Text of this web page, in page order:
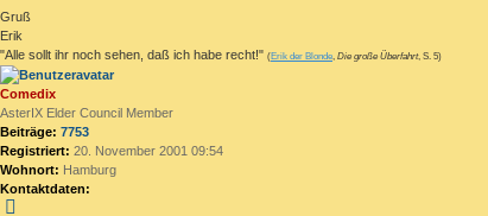
Gruß
Erik
"Alle sollt ihr noch sehen, daß ich habe recht!" (Erik der Blonde Die große Überfahrt, S. 5)
Comedix
AsterIX Elder Council Member
Beiträge: 7753
Registriert: 20. November 2001 09:54
Wohnort: Hamburg
Kontaktdaten: